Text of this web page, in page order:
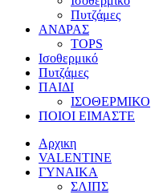
Πυτζάμες
ΑΝΔΡΑΣ
TOPS
Ισοθερμικό
Πυτζάμες
ΠΑΙΔΙ
ΙΣΟΘΕΡΜΙΚΟ
ΠΟΙΟΙ ΕΙΜΑΣΤΕ
Αρχικη
VALENTINE
ΓΥΝΑΙΚΑ
ΣΛΙΠΣ